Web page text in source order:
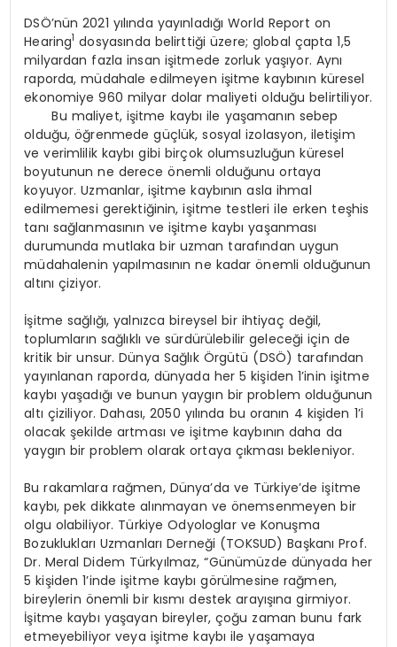
DSÖ’nün 2021 yılında yayınladığı World Report on
Hearing1 dosyasında belirttiği üzere; global çapta 1,5
milyardan fazla insan işitmede zorluk yaşıyor. Aynı
raporda, müdahale edilmeyen işitme kaybının küresel
ekonomiye 960 milyar dolar maliyeti olduğu belirtiliyor.
Bu maliyet, işitme kaybı ile yaşamanın sebep
olduğu, öğrenmede güçlük, sosyal izolasyon, iletişim
ve verimlilik kaybı gibi birçok olumsuzluğun küresel
boyutunun ne derece önemli olduğunu ortaya
koyuyor. Uzmanlar, işitme kaybının asla ihmal
edilmemesi gerektiğinin, işitme testleri ile erken teşhis
tanı sağlanmasının ve işitme kaybı yaşanması
durumunda mutlaka bir uzman tarafından uygun
müdahalenin yapılmasının ne kadar önemli olduğunun
altını çiziyor.
İşitme sağlığı, yalnızca bireysel bir ihtiyaç değil,
toplumların sağlıklı ve sürdürülebilir geleceği için de
kritik bir unsur. Dünya Sağlık Örgütü (DSÖ) tarafından
yayınlanan raporda, dünyada her 5 kişiden 1’inin işitme
kaybı yaşadığı ve bunun yaygın bir problem olduğunun
altı çiziliyor. Dahası, 2050 yılında bu oranın 4 kişiden 1’i
olacak şekilde artması ve işitme kaybının daha da
yaygın bir problem olarak ortaya çıkması bekleniyor.
Bu rakamlara rağmen, Dünya’da ve Türkiye’de işitme
kaybı, pek dikkate alınmayan ve önemsenmeyen bir
olgu olabiliyor. Türkiye Odyologlar ve Konuşma
Bozuklukları Uzmanları Derneği (TOKSUD) Başkanı Prof.
Dr. Meral Didem Türkyılmaz, “Günümüzde dünyada her
5 kişiden 1’inde işitme kaybı görülmesine rağmen,
bireylerin önemli bir kısmı destek arayışına girmiyor.
İşitme kaybı yaşayan bireyler, çoğu zaman bunu fark
etmeyebiliyor veya işitme kaybı ile yaşamaya